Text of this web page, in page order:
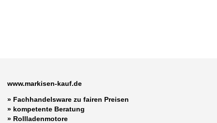
www.markisen-kauf.de
» Fachhandelsware zu fairen Preisen
» kompetente Beratung
» Rollladenmotore